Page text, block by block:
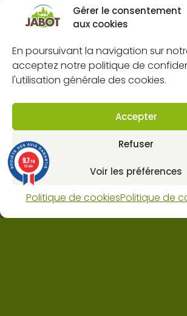
Gérer le consentement
aux cookies
En poursuivant la navigation sur
acceptez notre politique de
l'utilisation générale des cookies.
Accepter
Refuser
Voir les préférences
Politique de cookiesPolitique de
Marques
À propos
FAQs
Mentions légales
Politique de confidentialité
Politique de cookies (UE)
Contact
Dynapôle de Ludres-Fléville
4 rue pascal, 54710 Ludres
Horaires : lun-ven 8H 12H / 13H30 18H et
9.7/10
66 avis